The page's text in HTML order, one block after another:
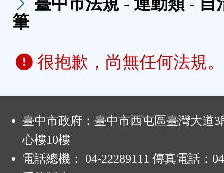
臺中市法規 - 運動類 - 自
筆
很抱歉，尚無任何法規。
臺中市政府：臺中市西屯區臺灣大道3
心樓10樓
電話總機： 04-22289111 傳真電話：